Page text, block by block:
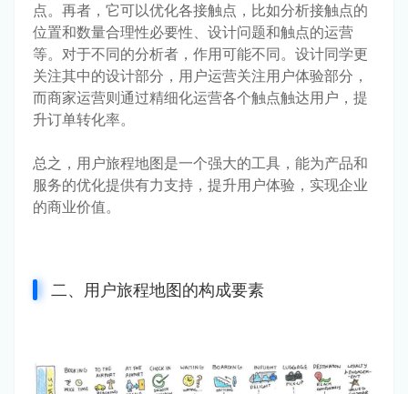
点。再者，它可以优化各接触点，比如分析接触点的
位置和数量合理性必要性、设计问题和触点的运营
等。对于不同的分析者，作用可能不同。设计同学更
关注其中的设计部分，用户运营关注用户体验部分，
而商家运营则通过精细化运营各个触点触达用户，提
升订单转化率。
总之，用户旅程地图是一个强大的工具，能为产品和
服务的优化提供有力支持，提升用户体验，实现企业
的商业价值。
二、用户旅程地图的构成要素